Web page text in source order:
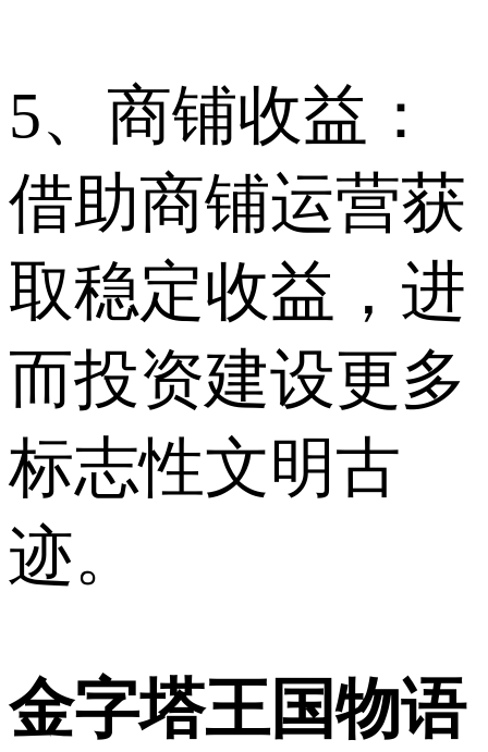
5、商铺收益：
借助商铺运营获
取稳定收益，进
而投资建设更多
标志性文明古
迹。
金字塔王国物语